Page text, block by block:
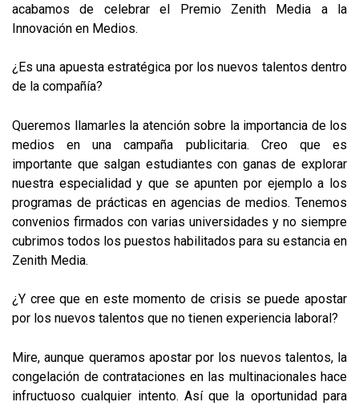
acabamos de celebrar el Premio Zenith Media a la
Innovación en Medios.
¿Es una apuesta estratégica por los nuevos talentos dentro
de la compañía?
Queremos llamarles la atención sobre la importancia de los
medios en una campaña publicitaria. Creo que es
importante que salgan estudiantes con ganas de explorar
nuestra especialidad y que se apunten por ejemplo a los
programas de prácticas en agencias de medios. Tenemos
convenios firmados con varias universidades y no siempre
cubrimos todos los puestos habilitados para su estancia en
Zenith Media.
¿Y cree que en este momento de crisis se puede apostar
por los nuevos talentos que no tienen experiencia laboral?
Mire, aunque queramos apostar por los nuevos talentos, la
congelación de contrataciones en las multinacionales hace
infructuoso cualquier intento. Así que la oportunidad para